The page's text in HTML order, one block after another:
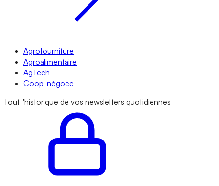
Agrofourniture
Agroalimentaire
AgTech
Coop-négoce
Tout l'historique de vos newsletters quotidiennes